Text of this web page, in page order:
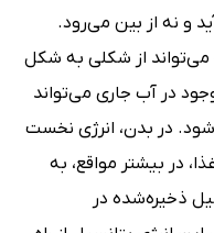
و نه از بین می‌رود.
می‌تواند از شکلی به شکل
در آب جاری می‌تواند
شود. در بدن، انرژی نخست
در بیشتر مواقع، به
ذخیره‌شده در